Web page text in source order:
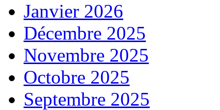
Janvier 2026
Décembre 2025
Novembre 2025
Octobre 2025
Septembre 2025